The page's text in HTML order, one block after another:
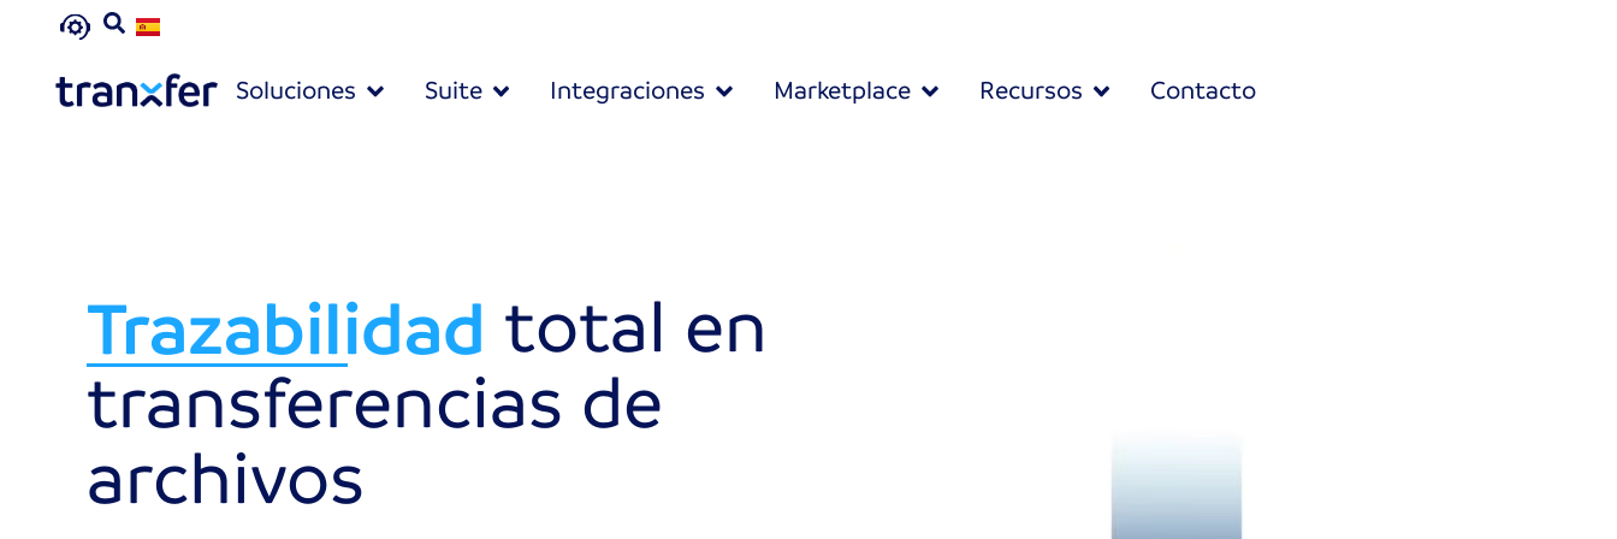
Soluciones Suite Integraciones Marketplace Recursos Contacto
Seguridad
Trazabilidad
Control
total en
transferencias de
archivos